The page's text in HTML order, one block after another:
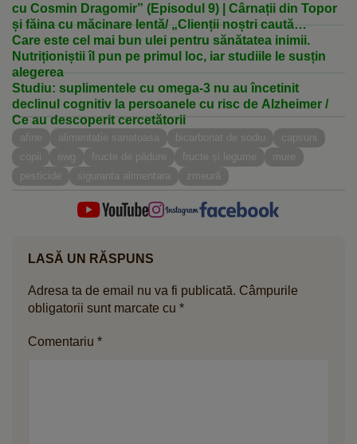
cu Cosmin Dragomir” (Episodul 9) | Cârnații din Topor
și făina cu măcinare lentă/ „Clienții noștri caută
produse naturale și sunt dispuși să plătească pentru
calitate”
Care este cel mai bun ulei pentru sănătatea inimii.
Nutriționiștii îl pun pe primul loc, iar studiile le susțin
alegerea
Studiu: suplimentele cu omega-3 nu au încetinit
declinul cognitiv la persoanele cu risc de Alzheimer /
Ce au descoperit cercetătorii
afine alimentatie sanatoasa bicarbonat de sodiu
capsuni
copii
ewg fructe de pădure fructe și legume
mure
pesticide
siguranta alimentara zmeură
LASĂ UN RĂSPUNS
Adresa ta de email nu va fi publicată. Câmpurile
obligatorii sunt marcate cu *
Comentariu *